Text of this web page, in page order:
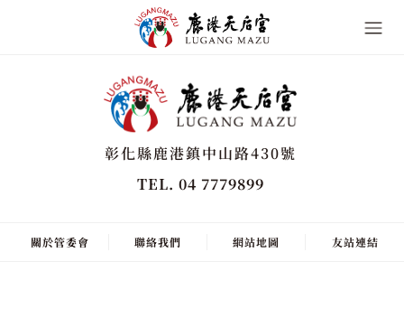
彰化縣鹿港鎮中山路430號
TEL. 04 7779899
關於管委會 聯絡我們 網站地圖 友站連結